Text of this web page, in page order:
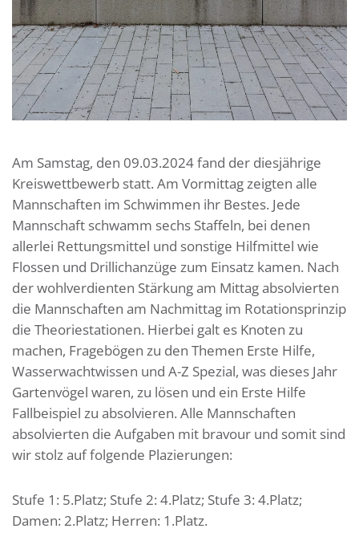
Am Samstag, den 09.03.2024 fand der diesjährige
Kreiswettbewerb statt. Am Vormittag zeigten alle
Mannschaften im Schwimmen ihr Bestes. Jede
Mannschaft schwamm sechs Staffeln, bei denen
allerlei Rettungsmittel und sonstige Hilfmittel wie
Flossen und Drillichanzüge zum Einsatz kamen. Nach
der wohlverdienten Stärkung am Mittag absolvierten
die Mannschaften am Nachmittag im Rotationsprinzip
die Theoriestationen. Hierbei galt es Knoten zu
machen, Fragebögen zu den Themen Erste Hilfe,
Wasserwachtwissen und A-Z Spezial, was dieses Jahr
Gartenvögel waren, zu lösen und ein Erste Hilfe
Fallbeispiel zu absolvieren. Alle Mannschaften
absolvierten die Aufgaben mit bravour und somit sind
wir stolz auf folgende Plazierungen:
Stufe 1: 5.Platz; Stufe 2: 4.Platz; Stufe 3: 4.Platz;
Damen: 2.Platz; Herren: 1.Platz.